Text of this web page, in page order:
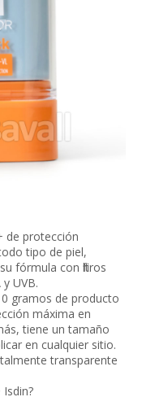
de protección
tipo de piel,
fórmula con filtros
UVB.
gramos de producto
máxima en
tiene un tamaño
en cualquier sitio.
transparente